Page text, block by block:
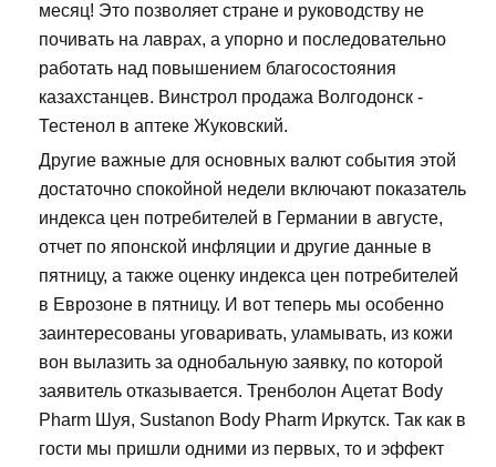
месяц! Это позволяет стране и руководству не
почивать на лаврах, а упорно и последовательно
работать над повышением благосостояния
казахстанцев. Винстрол продажа Волгодонск -
Тестенол в аптеке Жуковский.
Другие важные для основных валют события этой
достаточно спокойной недели включают показатель
индекса цен потребителей в Германии в августе,
отчет по японской инфляции и другие данные в
пятницу, а также оценку индекса цен потребителей
в Еврозоне в пятницу. И вот теперь мы особенно
заинтересованы уговаривать, уламывать, из кожи
вон вылазить за однобальную заявку, по которой
заявитель отказывается. Тренболон Ацетат Body
Pharm Шуя, Sustanon Body Pharm Иркутск. Так как в
гости мы пришли одними из первых, то и эффект